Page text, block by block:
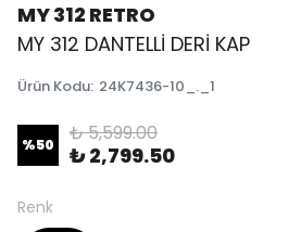
MY 312 RETRO
MY 312 DANTELLİ DERİ KAP
Ürün Kodu: 24K7436-10_._1
%50 ₺ 5,599.00
₺ 2,799.50
Renk